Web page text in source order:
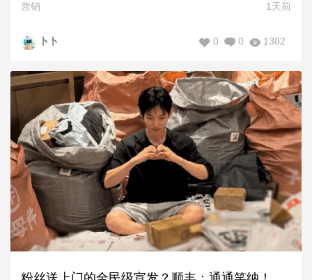
营销 1天前
卜卜 1302
0
0